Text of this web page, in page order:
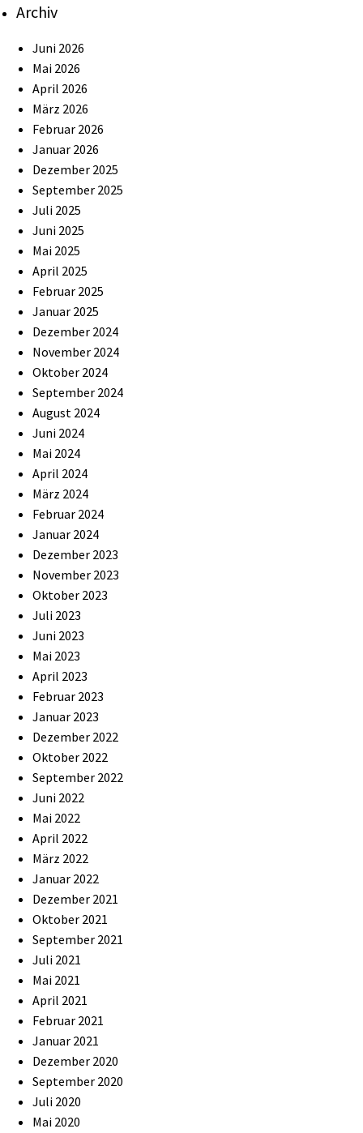
Archiv
Juni 2026
Mai 2026
April 2026
März 2026
Februar 2026
Januar 2026
Dezember 2025
September 2025
Juli 2025
Juni 2025
Mai 2025
April 2025
Februar 2025
Januar 2025
Dezember 2024
November 2024
Oktober 2024
September 2024
August 2024
Juni 2024
Mai 2024
April 2024
März 2024
Februar 2024
Januar 2024
Dezember 2023
November 2023
Oktober 2023
Juli 2023
Juni 2023
Mai 2023
April 2023
Februar 2023
Januar 2023
Dezember 2022
Oktober 2022
September 2022
Juni 2022
Mai 2022
April 2022
März 2022
Januar 2022
Dezember 2021
Oktober 2021
September 2021
Juli 2021
Mai 2021
April 2021
Februar 2021
Januar 2021
Dezember 2020
September 2020
Juli 2020
Mai 2020